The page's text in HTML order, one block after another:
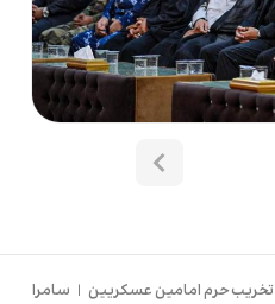
تخریب حرم امامین عسکریین | سامرا